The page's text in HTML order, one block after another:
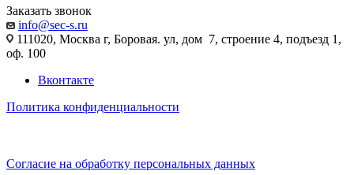
Заказать звонок
info@sec-s.ru
111020, Москва г, Боровая. ул, дом 7, строение 4, подъезд 1,
оф. 100
Вконтакте
Политика конфиденциальности
Согласие на обработку персональных данных